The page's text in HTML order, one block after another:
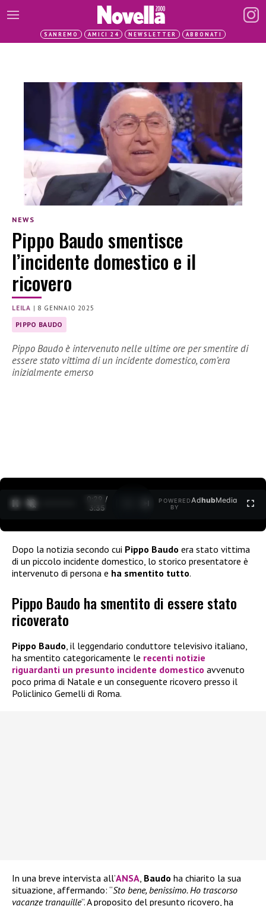
SANREMO AMICI 24 NEWSLETTER ABBONATI
NEWS
Pippo Baudo smentisce
l’incidente domestico e il
ricovero
LEILA | 8 GENNAIO 2025
PIPPO BAUDO
Pippo Baudo è intervenuto nelle ultime ore per smentire di
essere stato vittima di un incidente domestico, com’era
inizialmente emerso
0:30 /
3:35
POWERED
BY
AdhubMedia
Dopo la notizia secondo cui Pippo Baudo era stato vittima
di un piccolo incidente domestico, lo storico presentatore è
intervenuto di persona e ha smentito tutto.
Pippo Baudo ha smentito di essere stato
ricoverato
Pippo Baudo, il leggendario conduttore televisivo italiano,
ha smentito categoricamente le recenti notizie
riguardanti un presunto incidente domestico avvenuto
poco prima di Natale e un conseguente ricovero presso il
Policlinico Gemelli di Roma.
In una breve intervista all’ANSA, Baudo ha chiarito la sua
situazione, affermando: “Sto bene, benissimo. Ho trascorso
vacanze tranquille”. A proposito del presunto ricovero, ha